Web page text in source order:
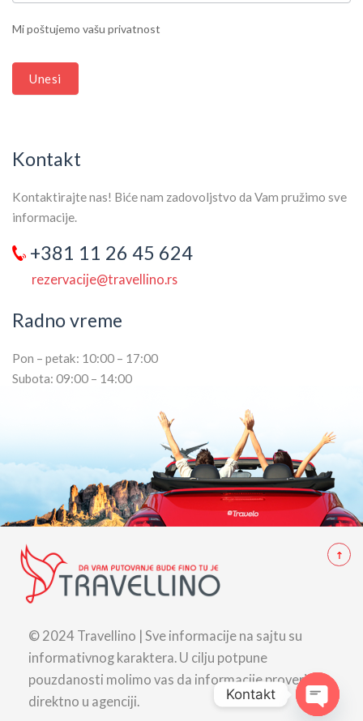
Mi poštujemo vašu privatnost
Unesi
FIELD
Kontakt
Kontaktirajte nas! Biće nam zadovoljstvo da Vam pružimo sve
informacije.
+381 11 26 45 624
rezervacije@travellino.rs
Radno vreme
Pon – petak: 10:00 – 17:00
Subota: 09:00 – 14:00
© 2024 Travellino | Sve informacije na sajtu su
informativnog karaktera. U cilju potpune
pouzdanosti molimo vas da informacije proverite
direktno u agenciji.
Kontakt